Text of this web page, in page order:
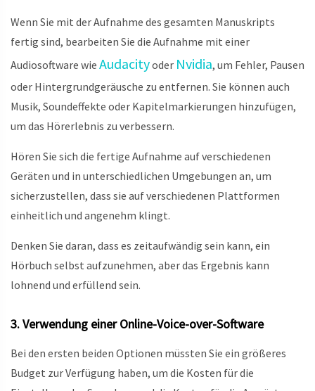
Wenn Sie mit der Aufnahme des gesamten Manuskripts
fertig sind, bearbeiten Sie die Aufnahme mit einer
Audiosoftware wie Audacityoder Nvidia, um Fehler, Pausen
oder Hintergrundgeräusche zu entfernen. Sie können auch
Musik, Soundeffekte oder Kapitelmarkierungen hinzufügen,
um das Hörerlebnis zu verbessern.
Hören Sie sich die fertige Aufnahme auf verschiedenen
Geräten und in unterschiedlichen Umgebungen an, um
sicherzustellen, dass sie auf verschiedenen Plattformen
einheitlich und angenehm klingt.
Denken Sie daran, dass es zeitaufwändig sein kann, ein
Hörbuch selbst aufzunehmen, aber das Ergebnis kann
lohnend und erfüllend sein.
3. Verwendung einer Online-Voice-over-Software
Bei den ersten beiden Optionen müssten Sie ein größeres
Budget zur Verfügung haben, um die Kosten für die